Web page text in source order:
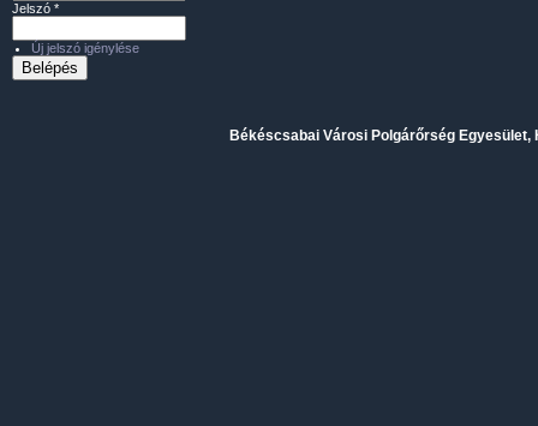
Jelszó *
Új jelszó igénylése
Békéscsabai Városi Polgárőrség Egyesület,